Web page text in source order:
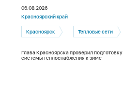
06.08.2026
Красноярский край
Красноярск Тепловые сети
Глава Красноярска проверил подготовку
системы теплоснабжения к зиме